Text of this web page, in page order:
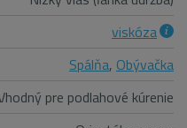
viskóza
Spálňa, Obývačka
pre podlahové kúrenie